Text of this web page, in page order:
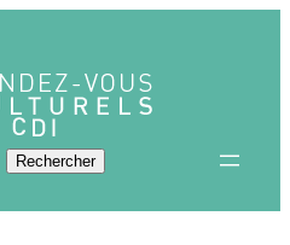
Rechercher